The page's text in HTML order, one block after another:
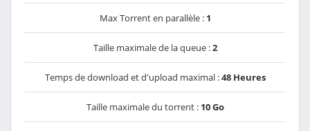
Max Torrent en parallèle : 1
Taille maximale de la queue :2
Temps de download et d'upload maximal :48 Heures
Taille maximale du torrent : 10 Go